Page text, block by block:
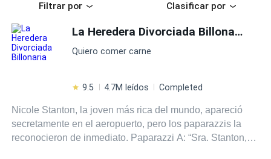
Filtrar por Clasificar por
La Heredera Divorciada Billonaria
Quiero comer carne
9.5 4.7M leídos Completed
Nicole Stanton, la joven más rica del mundo, apareció
secretamente en el aeropuerto, pero los paparazzis la
reconocieron de inmediato. Paparazzi A: “Sra. Stanton,